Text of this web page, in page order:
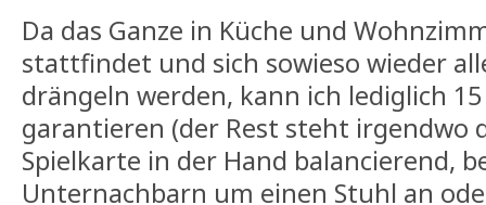
Da das Ganze in Küche und
stattfindet und sich sowieso wieder
drängeln werden, kann ich lediglich
garantieren (der Rest steht irgendwo
Spielkarte in der Hand balancierend,
Unternachbarn um einen Stuhl an